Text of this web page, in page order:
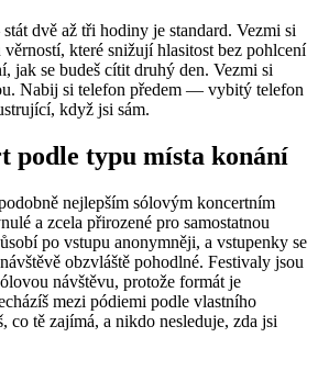
dvě až tři hodiny je standard. Vezmi si
které snižují hlasitost bez pohlcení
jak se budeš cítit druhý den. Vezmi si
Nabij si telefon předem — vybitý telefon
když jsi sám.
podle typu místa konání
nejlepším sólovým koncertním
a zcela přirozené pro samostatnou
po vstupu anonymněji, a vstupenky se
obzvláště pohodlné. Festivaly jsou
návštěvu, protože formát je
mezi pódiemi podle vlastního
co tě zajímá, a nikdo nesleduje, zda jsi